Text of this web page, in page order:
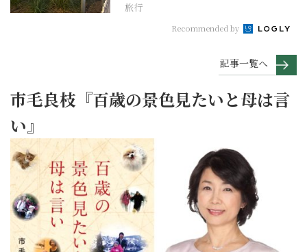
旅行
Recommended by
記事一覧へ
市毛良枝『百歳の景色見たいと母は言
い』